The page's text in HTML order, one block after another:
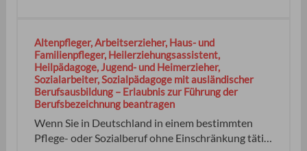
angehören, haben sich bei der zuständigen
Aufsichtsbehörde zu registrieren, wenn sie nicht
bereits nach anderen Vorschriften einer
Anmeldung, Eintragung, Erlaubnis oder Zulassung
bedürfen.
Altenpfleger, Arbeitserzieher, Haus- und
Familienpfleger, Heilerziehungsassistent,
Heilpädagoge, Jugend- und Heimerzieher,
Sozialarbeiter, Sozialpädagoge mit ausländischer
Berufsausbildung – Erlaubnis zur Führung der
Berufsbezeichnung beantragen
Wenn Sie in Deutschland in einem bestimmten
Pflege- oder Sozialberuf ohne Einschränkung tätig